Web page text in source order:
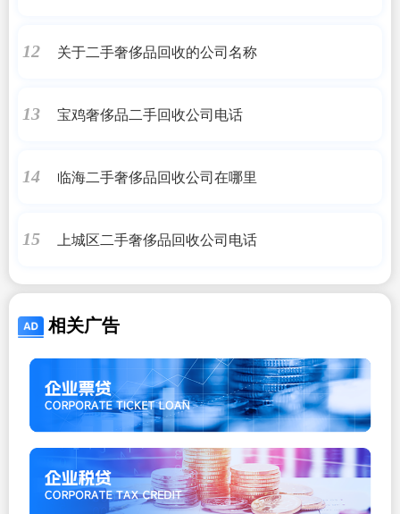
12 关于二手奢侈品回收的公司名称
13 宝鸡奢侈品二手回收公司电话
14 临海二手奢侈品回收公司在哪里
15 上城区二手奢侈品回收公司电话
相关广告